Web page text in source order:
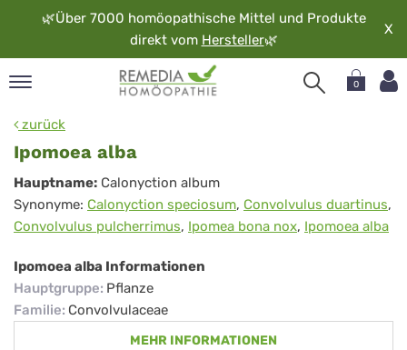
🌿Über 7000 homöopathische Mittel und Produkte
direkt vom Hersteller🌿
X
0
zurück
Ipomoea alba
Ipomoea
alba
Hauptname: Calonyction album
Synonyme: Calonyction speciosum, Convolvulus duartinus,
Convolvulus pulcherrimus, Ipomea bona nox, Ipomoea alba
Ipomoea alba Informationen
Hauptgruppe: Pflanze
Familie: Convolvulaceae
MEHR INFORMATIONEN